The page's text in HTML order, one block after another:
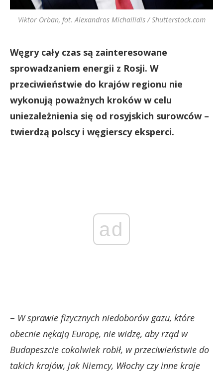
Viktor Orban, fot. Alexandros Michailidis / Shutterstock.com
Węgry cały czas są zainteresowane
sprowadzaniem energii z Rosji. W
przeciwieństwie do krajów regionu nie
wykonują poważnych kroków w celu
uniezależnienia się od rosyjskich surowców –
twierdzą polscy i węgierscy eksperci.
ad
– W sprawie fizycznych niedoborów gazu, które
obecnie nękają Europę, nie widzę, aby rząd w
Budapeszcie cokolwiek robił, w przeciwieństwie do
takich krajów, jak Niemcy, Włochy czy inne kraje